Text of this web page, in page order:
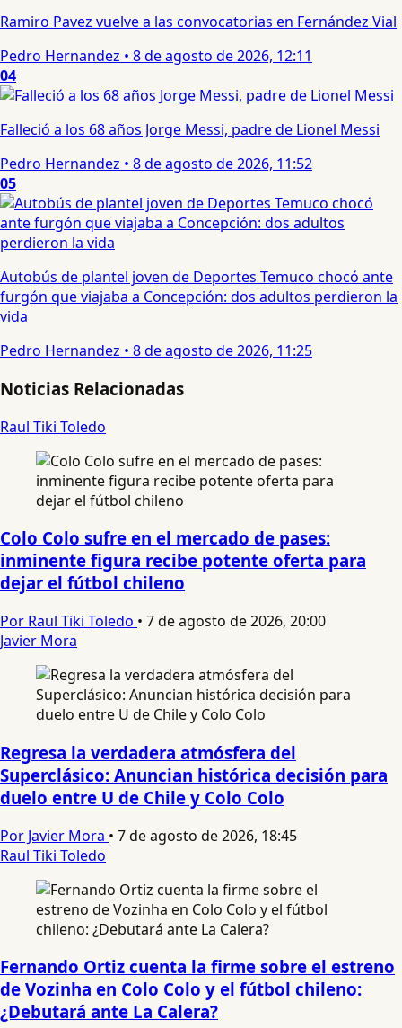
Ramiro Pavez vuelve a las convocatorias en Fernández Vial
Pedro Hernandez • 8 de agosto de 2026, 12:11
04
Falleció a los 68 años Jorge Messi, padre de Lionel Messi
Pedro Hernandez • 8 de agosto de 2026, 11:52
05
Autobús de plantel joven de Deportes Temuco chocó ante
furgón que viajaba a Concepción: dos adultos perdieron la
vida
Pedro Hernandez • 8 de agosto de 2026, 11:25
Noticias Relacionadas
Raul Tiki Toledo
Colo Colo sufre en el mercado de pases:
inminente figura recibe potente oferta para
dejar el fútbol chileno
Por Raul Tiki Toledo • 7 de agosto de 2026, 20:00
Javier Mora
Regresa la verdadera atmósfera del
Superclásico: Anuncian histórica decisión para
duelo entre U de Chile y Colo Colo
Por Javier Mora • 7 de agosto de 2026, 18:45
Raul Tiki Toledo
Fernando Ortiz cuenta la firme sobre el estreno
de Vozinha en Colo Colo y el fútbol chileno:
¿Debutará ante La Calera?